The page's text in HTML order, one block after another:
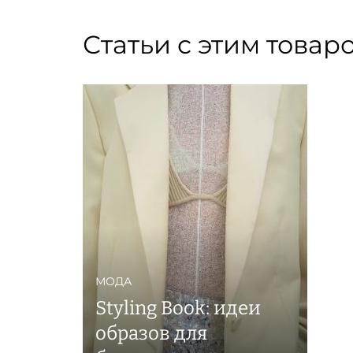
Статьи с этим
МОДА
Styling Book: идеи
образов для